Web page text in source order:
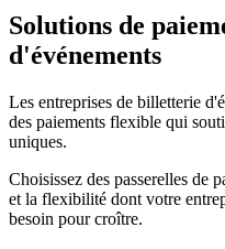
Solutions de
d'événements
Les entreprises de billetterie
des paiements flexible qui
uniques.
Choisissez des passerelles de
et la flexibilité dont votre
besoin pour croître.